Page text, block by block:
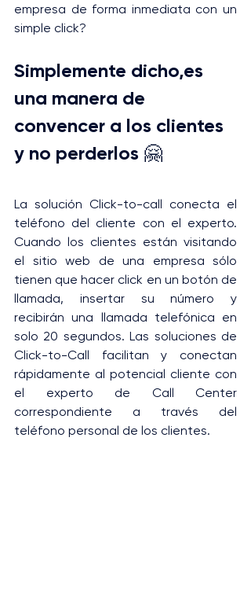
empresa de forma inmediata con un
simple click?
Simplemente dicho,es
una manera de
convencer a los clientes
y no perderlos 🤗
La solución Click-to-call conecta el
teléfono del cliente con el experto.
Cuando los clientes están visitando
el sitio web de una empresa sólo
tienen que hacer click en un botón de
llamada, insertar su número y
recibirán una llamada telefónica en
solo 20 segundos. Las soluciones de
Click-to-Call facilitan y conectan
rápidamente al potencial cliente con
el experto de Call Center
correspondiente a través del
teléfono personal de los clientes.